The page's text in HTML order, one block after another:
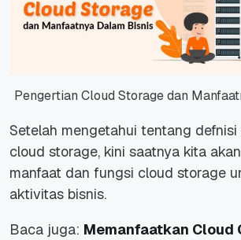
Pengertian Cloud Storage dan
Setelah mengetahui tentang
cloud storage, kini saatnya kita
manfaat dan fungsi cloud storage
aktivitas bisnis.
Baca juga: Memanfaatkan Cloud